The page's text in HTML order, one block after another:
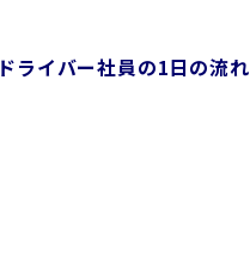
ドライバー社員の1日の流れ